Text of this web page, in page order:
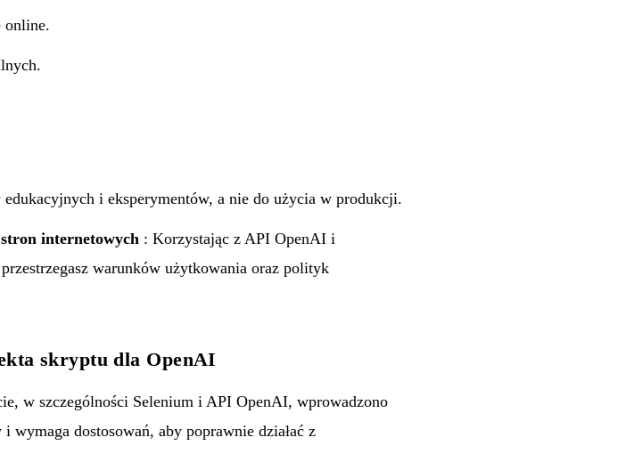
online.
edukacyjnych i eksperymentów, a nie do użycia w produkcji.
internetowych : Korzystając z API OpenAI i
warunków użytkowania oraz polityk
skryptu dla OpenAI
w szczególności Selenium i API OpenAI, wprowadzono
wymaga dostosowań, aby poprawnie działać z